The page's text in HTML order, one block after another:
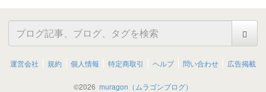
運営会社 規約 個人情報 特定商取引 ヘルプ 問い合わせ 広告掲載
©2026 muragon（ムラゴンブログ）